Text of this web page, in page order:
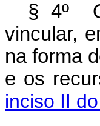
§ 4º
vincular,
na forma
e os
inciso II